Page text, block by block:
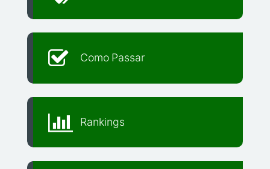
Como Passar
Rankings